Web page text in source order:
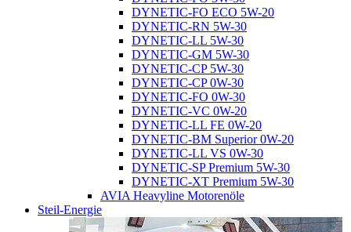
DYNETIC-FO ECO 5W-20
DYNETIC-RN 5W-30
DYNETIC-LL 5W-30
DYNETIC-GM 5W-30
DYNETIC-CP 5W-30
DYNETIC-CP 0W-30
DYNETIC-FO 0W-30
DYNETIC-VC 0W-20
DYNETIC-LL FE 0W-20
DYNETIC-BM Superior 0W-20
DYNETIC-LL VS 0W-30
DYNETIC-SP Premium 5W-30
DYNETIC-XT Premium 5W-30
AVIA Heavyline Motorenöle
Steil-Energie